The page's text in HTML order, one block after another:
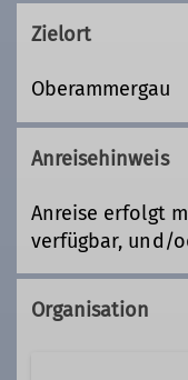
Zielort
Oberammergau
Anreisehinweis
Anreise erfolgt
verfügbar, und/
Organisation